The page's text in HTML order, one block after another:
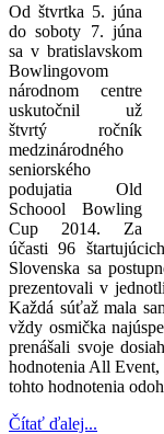
Od štvrtka 5. júna
do soboty 7. júna
sa v bratislavskom
Bowlingovom
národnom centre
uskutočnil už
štvrtý ročník
medzinárodného
seniorského
podujatia Old
Schoool Bowling
Cup 2014. Za
účasti 96
Slovenska sa
prezentovali v
Každá súťaž mala
vždy osmička
prenášali svoje
hodnotenia All Event,
tohto hodnotenia
Čítať ďalej...